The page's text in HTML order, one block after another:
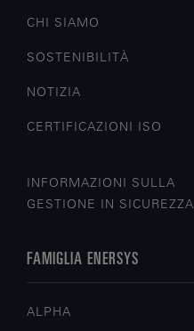
CHI SIAMO
SOSTENIBILITÀ
NOTIZIA
CERTIFICAZIONI ISO
INFORMAZIONI SULLA
GESTIONE IN SICUREZZA
FAMIGLIA ENERSYS
ALPHA